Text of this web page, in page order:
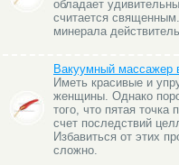
обладает
считается
минерала
Вакуумный массажер
Иметь красивые и
женщины. Однако
того, что пятая точка
счет последствий
Избавиться от этих
сложно.